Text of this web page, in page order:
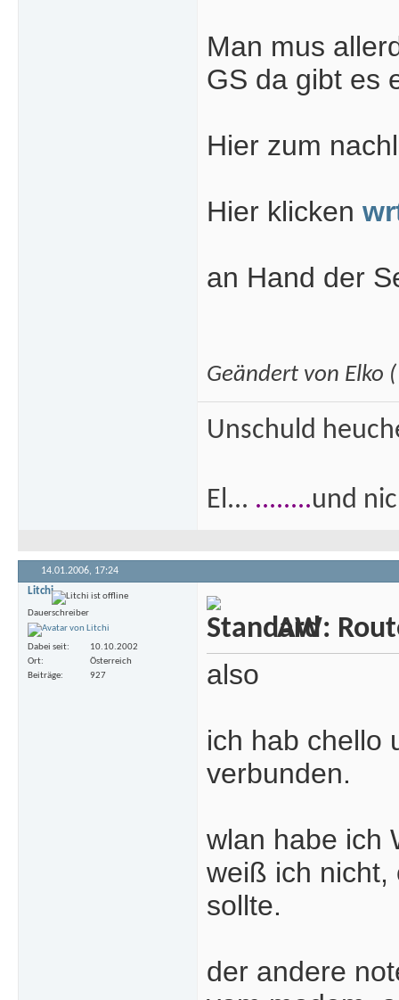
Man mus
GS da gibt es
Hier zum
Hier klicken
an Hand der
Geändert von Elko
Unschuld
El... ........und
14.01.2006, 17:24
Litchi
Dauerschreiber
Dabei seit
10.10.2002
Ort
Österreich
Beiträge
927
AW:
also
ich hab chello
verbunden.
wlan habe ich
weiß ich nicht,
sollte.
der andere